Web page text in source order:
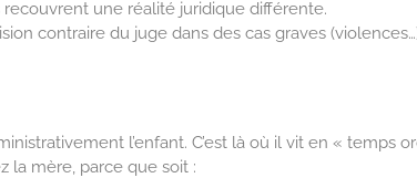
recouvrent une réalité juridique différente.
contraire du juge dans des cas graves
l’enfant. C’est là où il vit en « temps
la mère, parce que soit :